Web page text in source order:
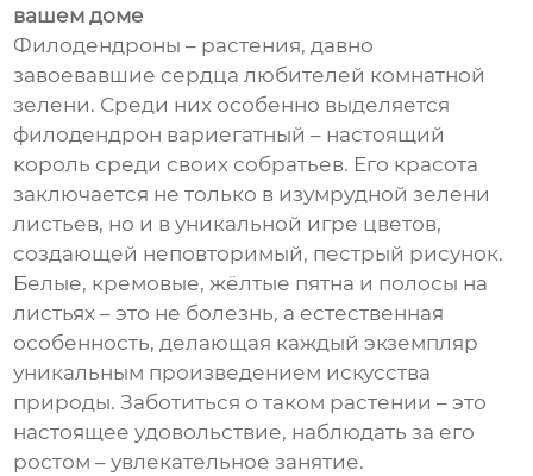
вашем доме
Филодендроны – растения, давно
завоевавшие сердца любителей комнатной
зелени. Среди них особенно выделяется
филодендрон вариегатный – настоящий
король среди своих собратьев. Его красота
заключается не только в изумрудной зелени
листьев, но и в уникальной игре цветов,
создающей неповторимый, пестрый рисунок.
Белые, кремовые, жёлтые пятна и полосы на
листьях – это не болезнь, а естественная
особенность, делающая каждый экземпляр
уникальным произведением искусства
природы. Заботиться о таком растении – это
настоящее удовольствие, наблюдать за его
ростом – увлекательное занятие.